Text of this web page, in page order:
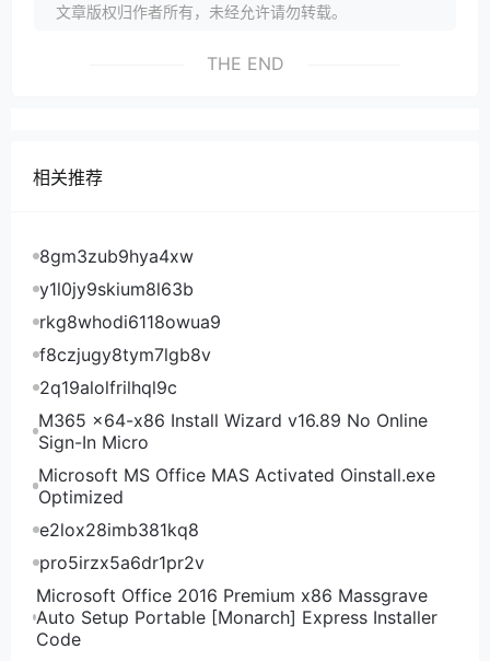
不过也不到100M，上传虚度倒是不错，基本都在
M。单从上传下载速度来看，更适合联通和移动用户。
cloudcone美国SC2套餐到国内的延迟是188MS，
cloudcone美国SC2套餐电信去程
cloudcone美国SC2套餐电信回程
cloudcone美国SC2套餐联通去程
cloudcone美国SC2套餐联通回程
cloudcone美国SC2套餐移动去程
cloudcone美国SC2套餐移动回程
可以看到，cloudcone美国SC2套餐依然是祖传洛
文章版权归作者所有，未经允许请勿转载。
THE END
相关推荐
8gm3zub9hya4xw
y1l0jy9skium8l63b
rkg8whodi6118owua9
f8czjugy8tym7lgb8v
2q19alolfrilhql9c
M365 x64-x86 Install Wizard v16.89 No Online
Sign-In Micro
Microsoft MS Office MAS Activated Oinstall.exe
Optimized
e2lox28imb381kq8
pro5irzx5a6dr1pr2v
Microsoft Office 2016 Premium x86 Massgrave
Auto Setup Portable [Monarch] Express Installer
Code